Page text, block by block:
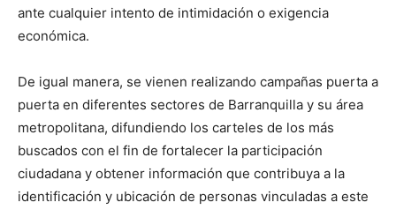
ante cualquier intento de intimidación o exigencia
económica.
De igual manera, se vienen realizando campañas puerta a
puerta en diferentes sectores de Barranquilla y su área
metropolitana, difundiendo los carteles de los más
buscados con el fin de fortalecer la participación
ciudadana y obtener información que contribuya a la
identificación y ubicación de personas vinculadas a este